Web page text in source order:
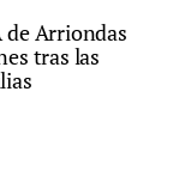
de Arriondas
tras las